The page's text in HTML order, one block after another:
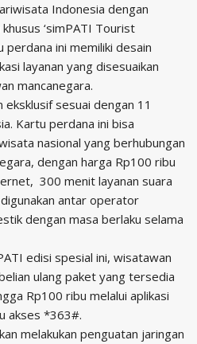
Indonesia dengan
‘simPATI Tourist
perdana ini memiliki desain
layanan yang disesuaikan
mancanegara.
sesuai dengan 11
Kartu perdana ini bisa
nasional yang berhubungan
dengan harga Rp100 ribu
300 menit layanan suara
antar operator
dengan masa berlaku selama
edisi spesial ini, wisatawan
ulang paket yang tersedia
Rp100 ribu melalui aplikasi
akses *363#.
melakukan penguatan jaringan